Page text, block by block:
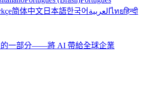
简体中文 日本語한국어 العربيةไทยहिन्दी
的一部分——將 AI 帶給全球企業